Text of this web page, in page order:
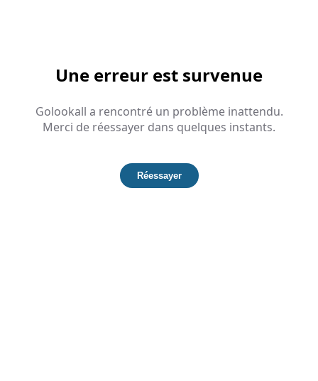
Une erreur est survenue
Golookall a rencontré un problème inattendu.
Merci de réessayer dans quelques instants.
Réessayer